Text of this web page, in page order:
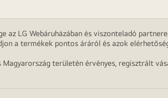
az LG Webáruházában és viszonteladó
a termékek pontos áráról és azok
területén érvényes, regisztrált